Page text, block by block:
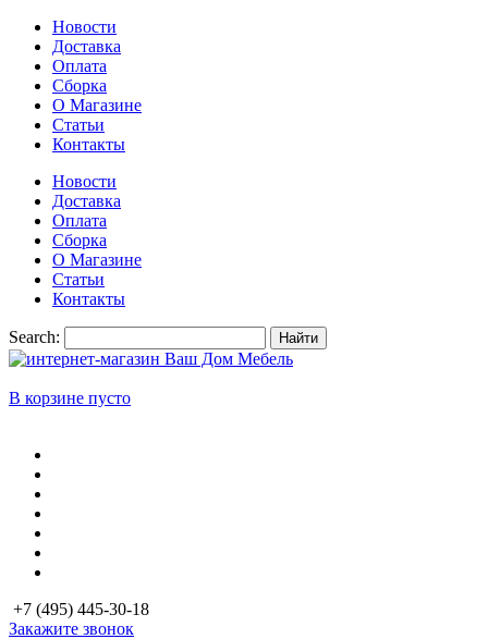
Новости
Доставка
Оплата
Сборка
О Магазине
Статьи
Контакты
Новости
Доставка
Оплата
Сборка
О Магазине
Статьи
Контакты
Search: Найти
В корзине пусто
+7 (495) 445-30-18
Закажите звонок